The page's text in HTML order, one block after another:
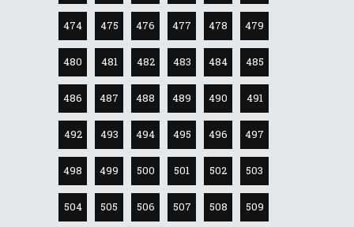
474 475 476 477 478 479
480 481 482 483 484 485
486 487 488 489 490 491
492 493 494 495 496 497
498 499 500 501 502 503
504 505 506 507 508 509